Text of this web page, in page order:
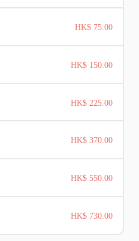
HK$ 75.00
HK$ 150.00
HK$ 225.00
HK$ 370.00
HK$ 550.00
HK$ 730.00